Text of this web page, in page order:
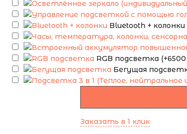
Bluetooth + колонки
RGB подсветка (+6500
Бегущая
Заказать в 1 клик